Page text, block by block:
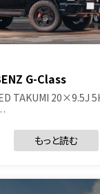
G-Class
TAKUMI 20×9.5J
もっと読む